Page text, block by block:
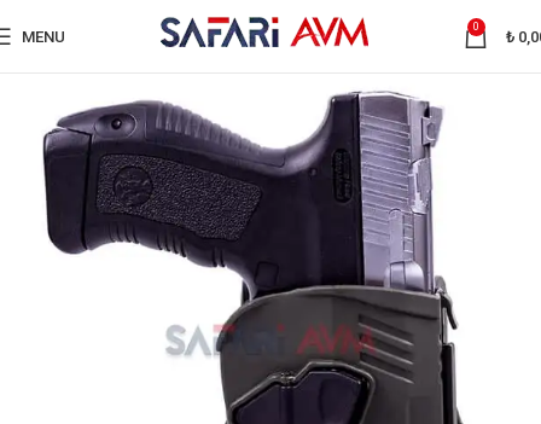
MENU
0
₺